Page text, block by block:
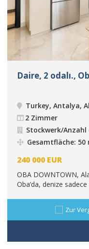
Daire, 2 odalı.,
Turkey, Antalya,
2 Zimmer
Stockwerk/Anzahl
Gesamtfläche: 50
240 000 EUR
OBA DOWNTOWN,
Oba’da, denize
Zur